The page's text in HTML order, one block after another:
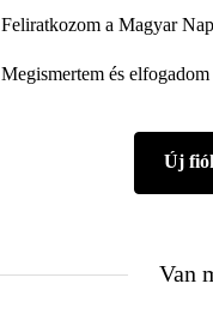
Feliratkozom a Magyar
Megismertem és elfogadom
Van